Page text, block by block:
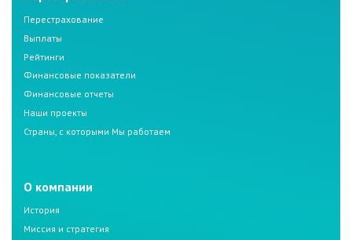
Перестрахование
Выплаты
Рейтинги
Финансовые показатели
Финансовые отчеты
Наши проекты
Страны, с которыми Мы работаем
О компании
История
Миссия и стратегия